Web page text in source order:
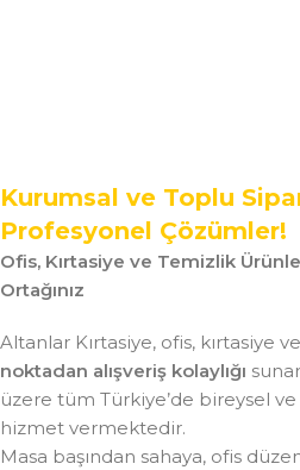
Kurumsal ve Toplu
Profesyonel Çözümler!
Ofis, Kırtasiye ve Temizlik
Ortağınız
Altanlar Kırtasiye, ofis, kırtasiye
noktadan alışveriş kolaylığı
üzere tüm Türkiye’de bireysel
hizmet vermektedir.
Masa başından sahaya, ofis